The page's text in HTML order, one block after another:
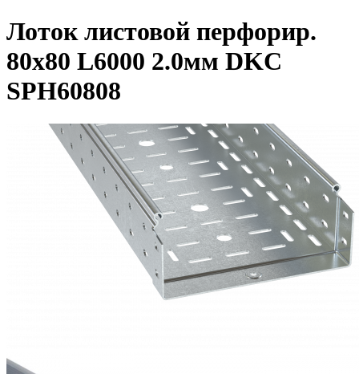
Лоток листовой перфорир.
80х80 L6000 2.0мм DKC
SPH60808